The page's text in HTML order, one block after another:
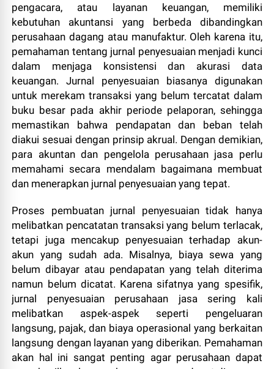
pengacara, atau layanan keuangan, memiliki
kebutuhan akuntansi yang berbeda dibandingkan
perusahaan dagang atau manufaktur. Oleh karena itu,
pemahaman tentang jurnal penyesuaian menjadi kunci
dalam menjaga konsistensi dan akurasi data
keuangan. Jurnal penyesuaian biasanya digunakan
untuk merekam transaksi yang belum tercatat dalam
buku besar pada akhir periode pelaporan, sehingga
memastikan bahwa pendapatan dan beban telah
diakui sesuai dengan prinsip akrual. Dengan demikian,
para akuntan dan pengelola perusahaan jasa perlu
memahami secara mendalam bagaimana membuat
dan menerapkan jurnal penyesuaian yang tepat.
Proses pembuatan jurnal penyesuaian tidak hanya
melibatkan pencatatan transaksi yang belum terlacak,
tetapi juga mencakup penyesuaian terhadap akun-
akun yang sudah ada. Misalnya, biaya sewa yang
belum dibayar atau pendapatan yang telah diterima
namun belum dicatat. Karena sifatnya yang spesifik,
jurnal penyesuaian perusahaan jasa sering kali
melibatkan aspek-aspek seperti pengeluaran
langsung, pajak, dan biaya operasional yang berkaitan
langsung dengan layanan yang diberikan. Pemahaman
akan hal ini sangat penting agar perusahaan dapat